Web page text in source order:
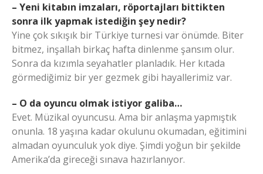
– Yeni kitabın imzaları, röportajları bittikten
sonra ilk yapmak istediğin şey nedir?
Yine çok sıkışık bir Türkiye turnesi var önümde. Biter
bitmez, inşallah birkaç hafta dinlenme şansım olur.
Sonra da kızımla seyahatler planladık. Her kıtada
görmediğimiz bir yer gezmek gibi hayallerimiz var.
– O da oyuncu olmak istiyor galiba…
Evet. Müzikal oyuncusu. Ama bir anlaşma yapmıştık
onunla. 18 yaşına kadar okulunu okumadan, eğitimini
almadan oyunculuk yok diye. Şimdi yoğun bir şekilde
Amerika’da gireceği sınava hazırlanıyor.